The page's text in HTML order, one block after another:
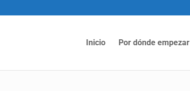
Inicio Por dónde empezar